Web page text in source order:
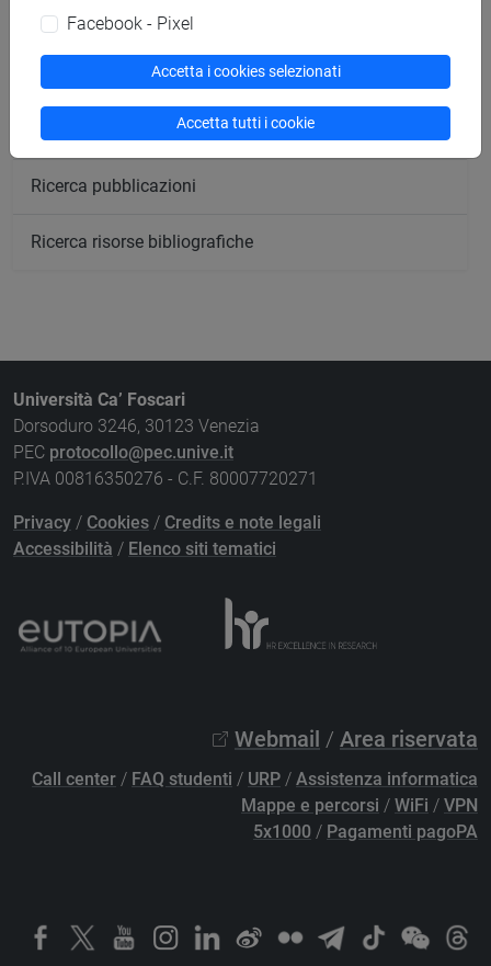
Ricerca aule
Ricerca pubblicazioni
Ricerca risorse bibliografiche
Università Ca’ Foscari
Dorsoduro 3246, 30123 Venezia
PEC protocollo@pec.unive.it
P.IVA 00816350276 - C.F. 80007720271
Privacy / Cookies / Credits e note legali
Accessibilità / Elenco siti tematici
Webmail / Area riservata
Call center / FAQ studenti / URP / Assistenza informatica
Mappe e percorsi / WiFi / VPN
5x1000 / Pagamenti pagoPA
Facebook - Pixel
Accetta i cookies selezionati
Accetta tutti i cookie